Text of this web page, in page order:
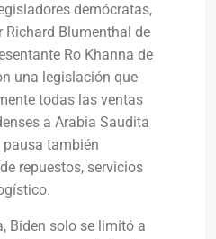
demócratas,
Richard Blumenthal de
Ro Khanna de
una legislación que
todas las ventas
a Arabia Saudita
también
repuestos, servicios
Biden solo se limitó a